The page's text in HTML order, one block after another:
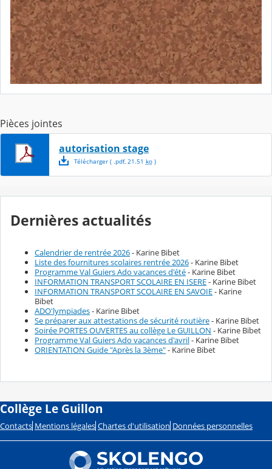
Pièces jointes
autorisation stage
Télécharger( .pdf, 21.51 ko)
Dernières actualités
Calendrier de rentrée 2026- Karine Bibet
Liste des fournitures scolaires rentrée 2026- Karine Bibet
Programme Val Guiers Ado vacances d'été- Karine Bibet
INFORMATION TRANSPORT SCOLAIRE EN ISERE- Karine Bibet
INFORMATION TRANSPORT SCOLAIRE EN SAVOIE- Karine
Bibet
ADO'lympiades- Karine Bibet
Se préparer aux attestations de sécurité routière- Karine Bibet
Soirée PORTES OUVERTES au collège Le GUILLON - Karine Bibet
Programme Val Guiers Ado vacances d'avril- Karine Bibet
ORIENTATION Guide "Après la 3ème"- Karine Bibet
Collège Le Guillon
Contacts Mentions légales Chartes d'utilisation Données personnelles